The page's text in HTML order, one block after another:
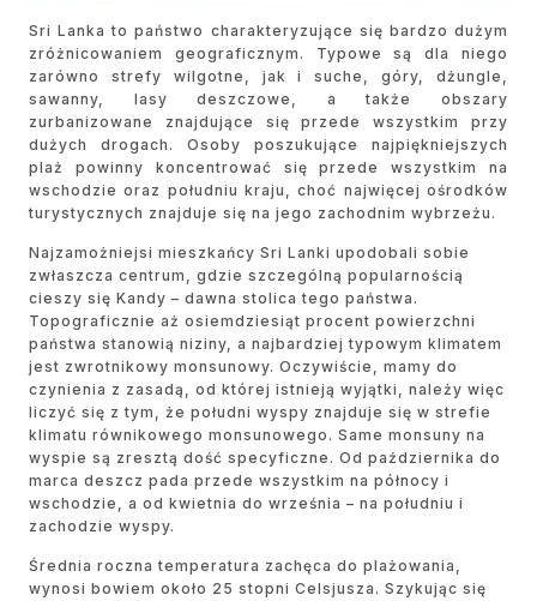
Sri Lanka to państwo charakteryzujące się bardzo dużym
zróżnicowaniem geograficznym. Typowe są dla niego
zarówno strefy wilgotne, jak i suche, góry, dżungle,
sawanny, lasy deszczowe, a także obszary
zurbanizowane znajdujące się przede wszystkim przy
dużych drogach. Osoby poszukujące najpiękniejszych
plaż powinny koncentrować się przede wszystkim na
wschodzie oraz południu kraju, choć najwięcej ośrodków
turystycznych znajduje się na jego zachodnim wybrzeżu.
Najzamożniejsi mieszkańcy Sri Lanki upodobali sobie
zwłaszcza centrum, gdzie szczególną popularnością
cieszy się Kandy – dawna stolica tego państwa.
Topograficznie aż osiemdziesiąt procent powierzchni
państwa stanowią niziny, a najbardziej typowym klimatem
jest zwrotnikowy monsunowy. Oczywiście, mamy do
czynienia z zasadą, od której istnieją wyjątki, należy więc
liczyć się z tym, że południ wyspy znajduje się w strefie
klimatu równikowego monsunowego. Same monsuny na
wyspie są zresztą dość specyficzne. Od października do
marca deszcz pada przede wszystkim na północy i
wschodzie, a od kwietnia do września – na południu i
zachodzie wyspy.
Średnia roczna temperatura zachęca do plażowania,
wynosi bowiem około 25 stopni Celsjusza. Szykując się